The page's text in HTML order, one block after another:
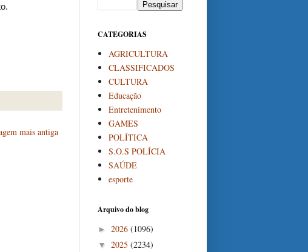
mais antiga
CATEGORIAS
AGRICULTURA
CLASSIFICADOS
CULTURA
Educação
Entretenimento
GAMES
POLÍTICA
S.O.S POLÍCIA
SAÚDE
esporte
Arquivo do blog
► 2026 (1096)
▼ 2025 (2234)